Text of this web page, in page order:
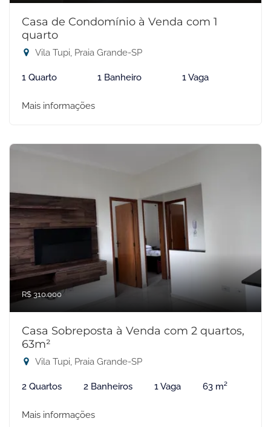
Casa de Condomínio à Venda com 1
quarto
Vila Tupi, Praia Grande-SP
1 Quarto 1 Banheiro 1 Vaga
Mais informações
R$ 310.000
Casa Sobreposta à Venda com 2 quartos,
63m²
Vila Tupi, Praia Grande-SP
2 Quartos 2 Banheiros 1 Vaga 63 m²
Mais informações